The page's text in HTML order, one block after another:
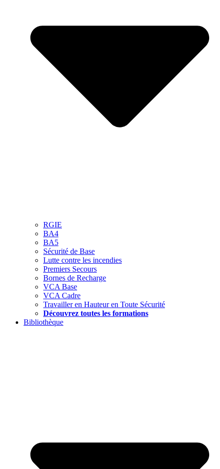
RGIE
BA4
BA5
Sécurité de Base
Lutte contre les incendies
Premiers Secours
Bornes de Recharge
VCA Base
VCA Cadre
Travailler en Hauteur en Toute Sécurité
Découvrez toutes les formations
Bibliothèque